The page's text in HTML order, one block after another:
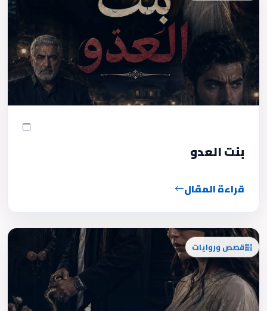
بنت العدو
قراءة المقال
قصص وروايات